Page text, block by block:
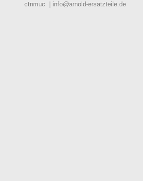
ctnmuc | info@arnold-ersatzteile.de